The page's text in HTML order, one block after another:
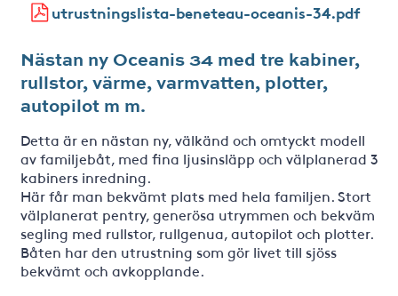
utrustningslista-beneteau-oceanis-34.pdf
Nästan ny Oceanis 34 med tre kabiner,
rullstor, värme, varmvatten, plotter,
autopilot m m.
Detta är en nästan ny, välkänd och omtyckt modell
av familjebåt, med fina ljusinsläpp och välplanerad 3
kabiners inredning.
Här får man bekvämt plats med hela familjen. Stort
välplanerat pentry, generösa utrymmen och bekväm
segling med rullstor, rullgenua, autopilot och plotter.
Båten har den utrustning som gör livet till sjöss
bekvämt och avkopplande.